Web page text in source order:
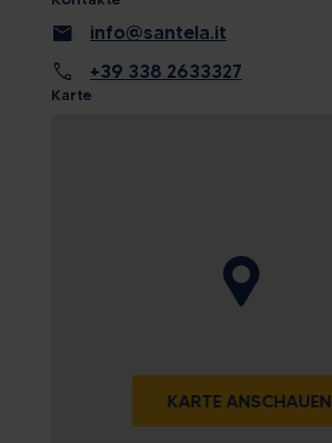
mail info@santela.it
call +39 338 2633327
Karte
KARTE ANSCHAUEN